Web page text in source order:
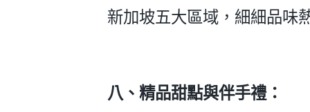
新加坡五大區域，細細品味
八、精品甜點與伴手禮：